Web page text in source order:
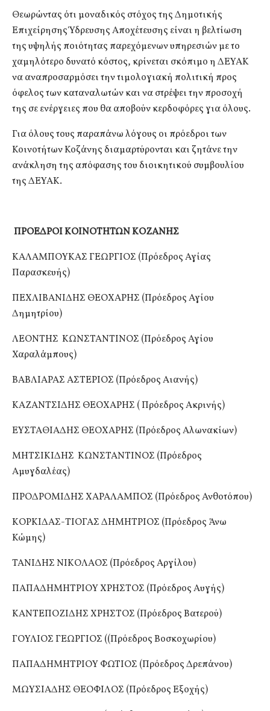
Θεωρώντας ότι μοναδικός στόχος της Δημοτικής
Επιχείρησης Ύδρευσης Αποχέτευσης είναι η βελτίωση
της υψηλής ποιότητας παρεχόμενων υπηρεσιών με το
χαμηλότερο δυνατό κόστος, κρίνεται σκόπιμο η ΔΕΥΑΚ
να αναπροσαρμόσει την τιμολογιακή πολιτική προς
όφελος των καταναλωτών και να στρέψει την προσοχή
της σε ενέργειες που θα αποβούν κερδοφόρες για όλους.
Για όλους τους παραπάνω λόγους οι πρόεδροι των
Κοινοτήτων Κοζάνης διαμαρτύρονται και ζητάνε την
ανάκληση της απόφασης του διοικητικού συμβουλίου
της ΔΕΥΑΚ.
ΠΡΟΕΔΡΟΙ ΚΟΙΝΟΤΗΤΩΝ ΚΟΖΑΝΗΣ
ΚΑΛΑΜΠΟΥΚΑΣ ΓΕΩΡΓΙΟΣ (Πρόεδρος Αγίας
Παρασκευής)
ΠΕΧΛΙΒΑΝΙΔΗΣ ΘΕΟΧΑΡΗΣ (Πρόεδρος Αγίου
Δημητρίου)
ΛΕΟΝΤΗΣ ΚΩΝΣΤΑΝΤΙΝΟΣ (Πρόεδρος Αγίου
Χαραλάμπους)
ΒΑΒΛΙΑΡΑΣ ΑΣΤΕΡΙΟΣ (Πρόεδρος Αιανής)
ΚΑΖΑΝΤΣΙΔΗΣ ΘΕΟΧΑΡΗΣ ( Πρόεδρος Ακρινής)
ΕΥΣΤΑΘΙΑΔΗΣ ΘΕΟΧΑΡΗΣ (Πρόεδρος Αλωνακίων)
ΜΗΤΣΙΚΙΔΗΣ ΚΩΝΣΤΑΝΤΙΝΟΣ (Πρόεδρος
Αμυγδαλέας)
ΠΡΟΔΡΟΜΙΔΗΣ ΧΑΡΑΛΑΜΠΟΣ (Πρόεδρος Ανθοτόπου)
ΚΟΡΚΙΔΑΣ-ΤΙΟΓΑΣ ΔΗΜΗΤΡΙΟΣ (Πρόεδρος Άνω
Κώμης)
ΤΑΝΙΔΗΣ ΝΙΚΟΛΑΟΣ (Πρόεδρος Αργίλου)
ΠΑΠΑΔΗΜΗΤΡΙΟΥ ΧΡΗΣΤΟΣ (Πρόεδρος Αυγής)
ΚΑΝΤΕΠΟΖΙΔΗΣ ΧΡΗΣΤΟΣ (Πρόεδρος Βατερού)
ΓΟΥΛΙΟΣ ΓΕΩΡΓΙΟΣ ((Πρόεδρος Βοσκοχωρίου)
ΠΑΠΑΔΗΜΗΤΡΙΟΥ ΦΩΤΙΟΣ (Πρόεδρος Δρεπάνου)
ΜΩΥΣΙΑΔΗΣ ΘΕΟΦΙΛΟΣ (Πρόεδρος Εξοχής)